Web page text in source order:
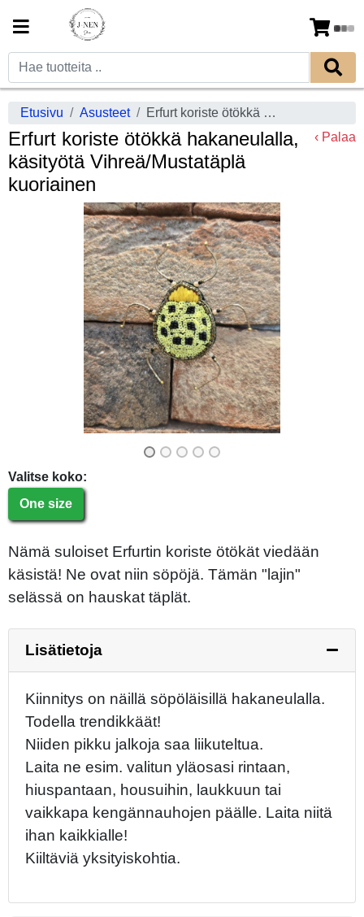
Etusivu Asusteet Erfurt koriste ötökkä hakaneulalla, käsityötä Vihreä/Mustatäplä kuoriainen
Erfurt koriste ötökkä hakaneulalla,
käsityötä Vihreä/Mustatäplä
kuoriainen
‹ Palaa
Previous
Valitse koko:
One size
Nämä suloiset Erfurtin koriste ötökät viedään
käsistä! Ne ovat niin söpöjä. Tämän "lajin"
selässä on hauskat täplät.
Lisätietoja
Kiinnitys on näillä söpöläisillä hakaneulalla.
Todella trendikkäät!
Niiden pikku jalkoja saa liikuteltua.
Laita ne esim. valitun yläosasi rintaan,
hiuspantaan, housuihin, laukkuun tai
vaikkapa kengännauhojen päälle. Laita niitä
ihan kaikkialle!
Kiiltäviä yksityiskohtia.